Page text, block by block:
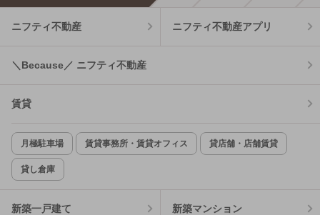
ニフティ不動産 ニフティ不動産アプリ
＼Because／ ニフティ不動産
賃貸
月極駐車場 賃貸事務所・賃貸オフィス 貸店舗・店舗賃貸
貸し倉庫
新築一戸建て 新築マンション